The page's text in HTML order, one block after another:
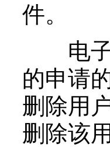
件。
电子
的申请
删除用
删除该